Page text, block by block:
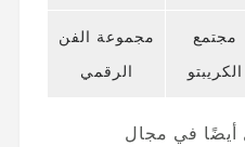
مجتمع
الكريبتو
مجموعة الفن
الرقمي
أيضًا في مجال